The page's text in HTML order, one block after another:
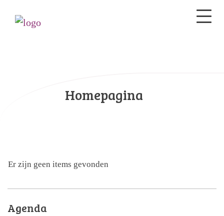
Homepagina
Er zijn geen items gevonden
Agenda